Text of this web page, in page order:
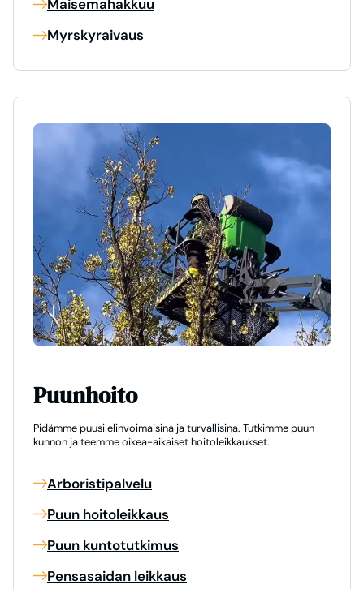
Maisemahakkuu
Myrskyraivaus
Puunhoito
Pidämme puusi elinvoimaisina ja turvallisina. Tutkimme puun
kunnon ja teemme oikea-aikaiset hoitoleikkaukset.
Arboristipalvelu
Puun hoitoleikkaus
Puun kuntotutkimus
Pensasaidan leikkaus